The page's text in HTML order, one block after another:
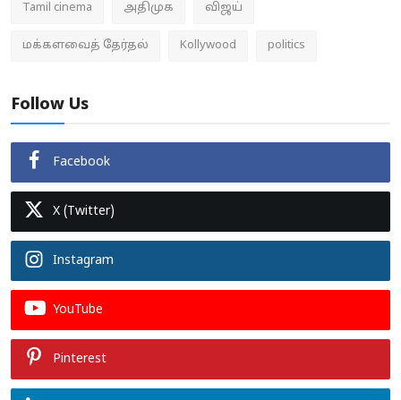
Tamil cinema அதிமுக விஜய்
மக்களவைத் தேர்தல் Kollywood politics
Follow Us
Facebook
X (Twitter)
Instagram
YouTube
Pinterest